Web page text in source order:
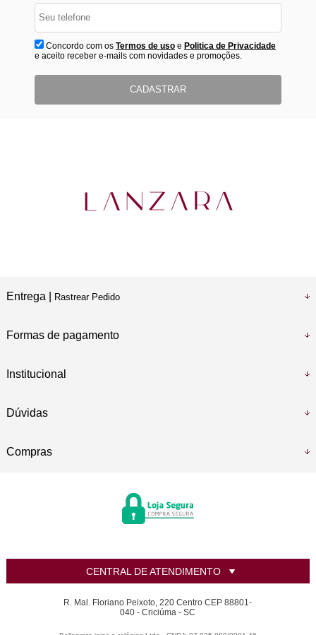
Concordo com os Termos de usoe Politica de Privacidade
e aceito receber e-mails com novidades e promoções.
CADASTRAR
Entrega | Rastrear Pedido
Formas de pagamento
Institucional
Dúvidas
Compras
CENTRAL DE ATENDIMENTO
R. Mal. Floriano Peixoto, 220 Centro CEP 88801-
040 - Criciúma - SC